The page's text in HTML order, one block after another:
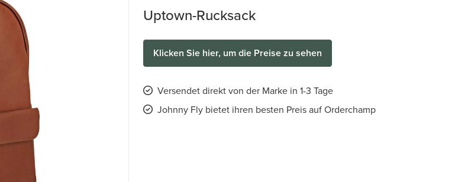
Uptown-Rucksack
Klicken Sie hier, um die Preise zu sehen
Versendet direkt von der Marke in 1-3 Tage
Johnny Fly bietet ihren besten Preis auf Orderchamp